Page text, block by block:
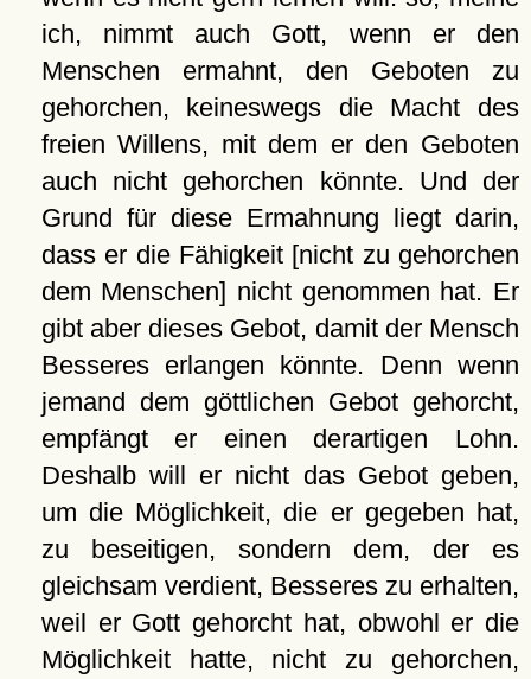
ich, nimmt auch Gott, wenn er den
Menschen ermahnt, den Geboten zu
gehorchen, keineswegs die Macht des
freien Willens, mit dem er den Geboten
auch nicht gehorchen könnte. Und der
Grund für diese Ermahnung liegt darin,
dass er die Fähigkeit [nicht zu gehorchen
dem Menschen] nicht genommen hat. Er
gibt aber dieses Gebot, damit der Mensch
Besseres erlangen könnte. Denn wenn
jemand dem göttlichen Gebot gehorcht,
empfängt er einen derartigen Lohn.
Deshalb will er nicht das Gebot geben,
um die Möglichkeit, die er gegeben hat,
zu beseitigen, sondern dem, der es
gleichsam verdient, Besseres zu erhalten,
weil er Gott gehorcht hat, obwohl er die
Möglichkeit hatte, nicht zu gehorchen,